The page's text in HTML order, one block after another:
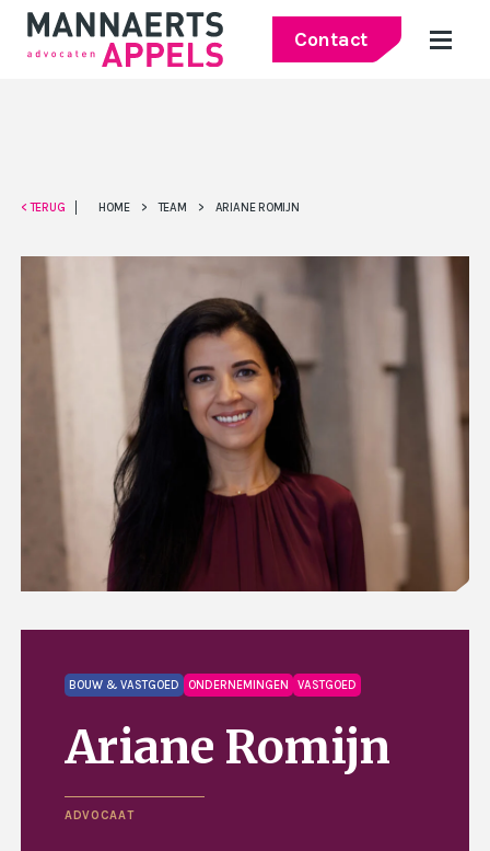
Contact
< TERUG HOME > TEAM > ARIANE ROMIJN
BOUW & VASTGOED ONDERNEMINGEN VASTGOED
Ariane Romijn
ADVOCAAT